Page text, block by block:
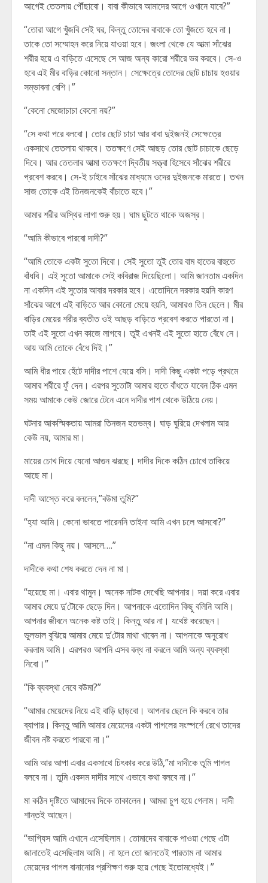
আগেই তেতলায় পৌঁছাবো। বাবা কীভাবে আমাদের আগে ওখানে যাবে?”
“তোরা আগে খুঁজবি সেই ঘর, কিন্তু তোদের বাবাকে তো খুঁজতে হবে না।
তাকে তো সম্মোহন করে নিয়ে যাওয়া হবে। জংলা থেকে যে আত্মা সাঁঝের
শরীর হয়ে এ বাড়িতে এসেছে সে আজ অন্য কারো শরীরে ভর করবে। সে-ও
হবে এই মীর বাড়ির কোনো সন্তান। সেক্ষেত্রে তোদের ছোট চাচায় হওয়ার
সম্ভাবনা বেশি।”
“কেনো মেজোচাচা কেনো নয়?”
“সে কথা পরে বলবো। তোর ছোট চাচা আর বাবা দুইজনই সেক্ষেত্রে
একসাথে তেতলায় থাকবে। ততক্ষণে সেই আছড় তোর ছোট চাচাকে ছেড়ে
দিবে। আর তেতলার আত্মা ততক্ষণে দ্বিতীয় সত্ত্বা হিসেবে সাঁঝের শরীরে
প্রবেশ করবে। সে-ই চাইবে সাঁঝের মাধ্যমে ওদের দুইজনকে মারতে। তখন
সাজ তোকে এই তিনজনকেই বাঁচাতে হবে।”
আমার শরীর অস্থির লাগা শুরু হয়। ঘাম ছুটতে থাকে অজস্র।
“আমি কীভাবে পারবো দাদী?”
“আমি তোকে একটা সুতো দিবো। সেই সুতো তুই তোর বাম হাতের বাহুতে
বাঁধবি। এই সুতো আমাকে সেই কবিরাজ দিয়েছিলো। আমি জানতাম একদিন
না একদিন এই সুতোর আবার দরকার হবে। এতোদিনে দরকার হয়নি কারণ
সাঁঝের আগে এই বাড়িতে আর কোনো মেয়ে হয়নি, আমারও তিন ছেলে। মীর
বাড়ির মেয়ের শরীর ব্যতীত ওই আছড় বাড়িতে প্রবেশ করতে পার‍তো না।
তাই এই সুতো এখন কাজে লাগবে। তুই এখনই এই সুতো হাতে বেঁধে নে।
আয় আমি তোকে বেঁধে দিই।”
আমি ধীর পায়ে হেঁটে দাদীর পাশে যেয়ে বসি। দাদী কিছু একটা পড়ে প্রথমে
আমার শরীরে ফুঁ দেন। এরপর সুতোটা আমার হাতে বাঁধতে যাবেন ঠিক এমন
সময় আমাকে কেউ জোরে টেনে এনে দাদীর পাশ থেকে উঠিয়ে নেয়।
ঘটনার আকস্মিকতায় আমরা তিনজন হতভম্ব। ঘাড় ঘুরিয়ে দেখলাম আর
কেউ নয়, আমার মা।
মায়ের চোখ দিয়ে যেনো আগুন ঝরছে। দাদীর দিকে কঠিন চোখে তাকিয়ে
আছে মা।
দাদী আস্তে করে বললেন,”বউমা তুমি?”
“হ্যা আমি। কেনো ভাবতে পারেননি তাইনা আমি এখন চলে আসবো?”
“না এমন কিছু নয়। আসলে….”
দাদীকে কথা শেষ করতে দেন না মা।
“হয়েছে মা। এবার থামুন। অনেক নাটক দেখেছি আপনার। দয়া করে এবার
আমার মেয়ে দু’টোকে ছেড়ে দিন। আপনাকে এতোদিন কিছু বলিনি আমি।
আপনার জীবনে অনেক কষ্ট তাই। কিন্তু আর না। যথেষ্ট করেছেন।
ভুলভাল বুঝিয়ে আমার মেয়ে দু’টোর মাথা খাবেন না। আপনাকে অনুরোধ
করলাম আমি। এরপরও আপনি এসব বন্ধ না করলে আমি অন্য ব্যবস্থা
নিবো।”
“কি ব্যবস্থা নেবে বউমা?”
“আমার মেয়েদের নিয়ে এই বাড়ি ছাড়বো। আপনার ছেলে কি করবে তার
ব্যাপার। কিন্তু আমি আমার মেয়েদের একটা পাগলের সংস্পর্শে রেখে তাদের
জীবন নষ্ট কর‍তে পারবো না।”
আমি আর আপা এবার একসাথে চিৎকার করে উঠি,”মা দাদীকে তুমি পাগল
বলবে না। তুমি একদম দাদীর সাথে এভাবে কথা বলবে না।”
মা কঠিন দৃষ্টিতে আমাদের দিকে তাকালেন। আমরা চুপ হয়ে গেলাম। দাদী
শান্তই আছেন।
“ভাগ্যিস আমি এখানে এসেছিলাম। তোমাদের বাবাকে পাওয়া গেছে এটা
জানাতেই এসেছিলাম আমি। না হলে তো জানতেই পারতাম না আমার
মেয়েদের পাগল বানানোর প্রশিক্ষণ শুরু হয়ে গেছে ইতোমধ্যেই।”